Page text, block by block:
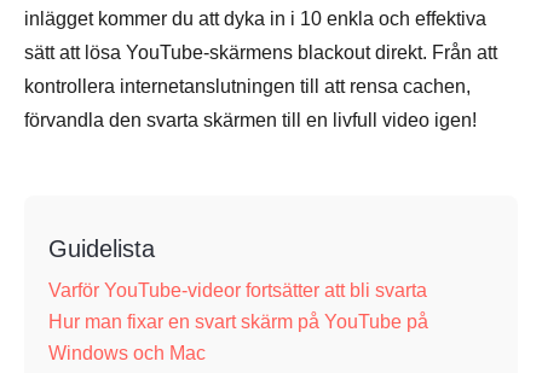
inlägget kommer du att dyka in i 10 enkla och effektiva
sätt att lösa YouTube-skärmens blackout direkt. Från att
kontrollera internetanslutningen till att rensa cachen,
förvandla den svarta skärmen till en livfull video igen!
Guidelista
Varför YouTube-videor fortsätter att bli svarta
Hur man fixar en svart skärm på YouTube på
Windows och Mac